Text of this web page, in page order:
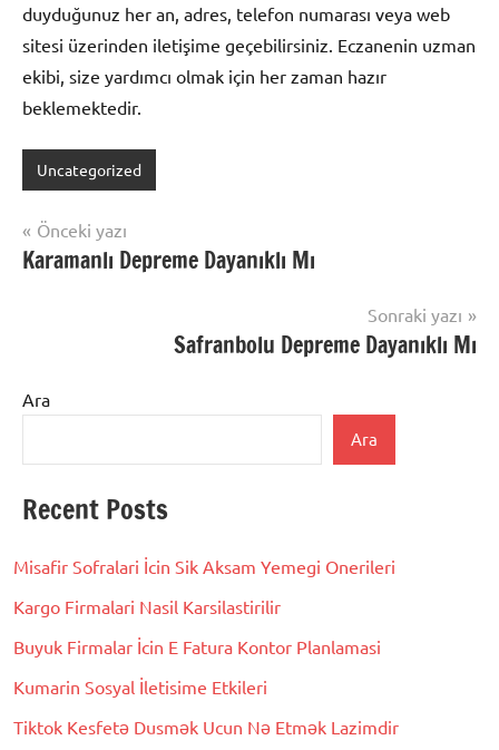
duyduğunuz her an, adres, telefon numarası veya web
sitesi üzerinden iletişime geçebilirsiniz. Eczanenin uzman
ekibi, size yardımcı olmak için her zaman hazır
beklemektedir.
Uncategorized
Yazı
gezinmesi
Önceki yazı
Karamanlı Depreme Dayanıklı Mı
Sonraki yazı
Safranbolu Depreme Dayanıklı Mı
Ara
Ara
Recent Posts
Misafir Sofralari İcin Sik Aksam Yemegi Onerileri
Kargo Firmalari Nasil Karsilastirilir
Buyuk Firmalar İcin E Fatura Kontor Planlamasi
Kumarin Sosyal İletisime Etkileri
Tiktok Kesfetə Dusmək Ucun Nə Etmək Lazimdir